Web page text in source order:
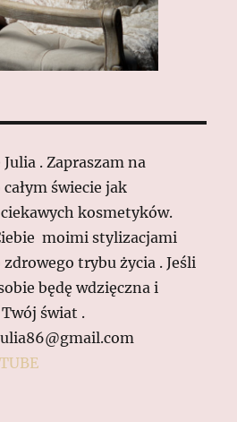
. Zapraszam na
świecie jak
kosmetyków.
moimi stylizacjami
trybu życia . Jeśli
będę wdzięczna i
świat .